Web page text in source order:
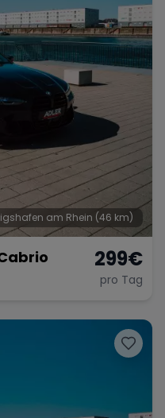
am Rhein (46 km)
299€
pro Tag